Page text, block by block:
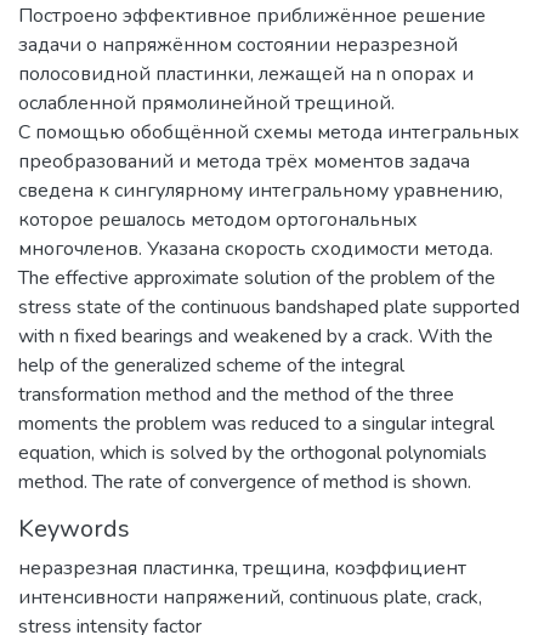
Построено эффективное приближённое решение
задачи о напряжённом состоянии неразрезной
полосовидной пластинки, лежащей на n опорах и
ослабленной прямолинейной трещиной.
С помощью обобщённой схемы метода интегральных
преобразований и метода трёх моментов задача
сведена к сингулярному интегральному уравнению,
которое решалось методом ортогональных
многочленов. Указана скорость сходимости метода.
The effective approximate solution of the problem of the
stress state of the continuous bandshaped plate supported
with n fixed bearings and weakened by a crack. With the
help of the generalized scheme of the integral
transformation method and the method of the three
moments the problem was reduced to a singular integral
equation, which is solved by the orthogonal polynomials
method. The rate of convergence of method is shown.
Keywords
неразрезная пластинка, трещина, коэффициент
интенсивности напряжений, continuous plate, crack,
stress intensity factor